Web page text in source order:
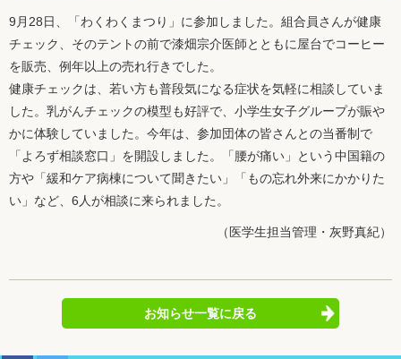
9月28日、「わくわくまつり」に参加しました。組合員さんが健康
チェック、そのテントの前で漆畑宗介医師とともに屋台でコーヒー
を販売、例年以上の売れ行きでした。
健康チェックは、若い方も普段気になる症状を気軽に相談していま
した。乳がんチェックの模型も好評で、小学生女子グループが賑や
かに体験していました。今年は、参加団体の皆さんとの当番制で
「よろず相談窓口」を開設しました。「腰が痛い」という中国籍の
方や「緩和ケア病棟について聞きたい」「もの忘れ外来にかかりた
い」など、6人が相談に来られました。
（医学生担当管理・灰野真紀）
お知らせ一覧に戻る